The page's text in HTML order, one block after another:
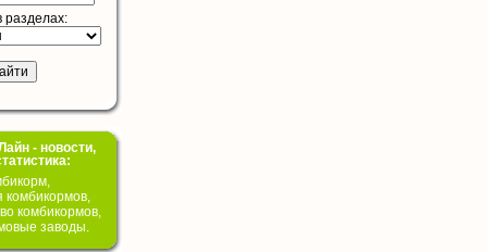
разделах:
- новости,
комбикормов,
комбикормов,
заводы.